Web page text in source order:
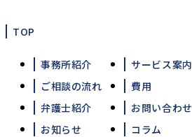
TOP
事務所紹介
費用
お知らせ
サービス案内
弁護士紹介
コラム
ご相談の流れ
お問い合わせ